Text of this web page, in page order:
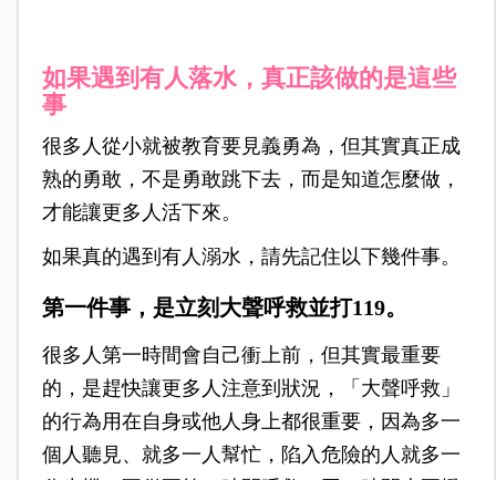
如果遇到有人落水，真正該做的是這些
事
很多人從小就被教育要見義勇為，但其實真正成
熟的勇敢，不是勇敢跳下去，而是知道怎麼做，
才能讓更多人活下來。
如果真的遇到有人溺水，請先記住以下幾件事。
第一件事，是立刻大聲呼救並打119。
很多人第一時間會自己衝上前，但其實最重要
的，是趕快讓更多人注意到狀況，「大聲呼救」
的行為用在自身或他人身上都很重要，因為多一
個人聽見、就多一人幫忙，陷入危險的人就多一